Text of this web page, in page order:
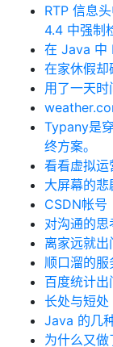
RTP 信息
4.4 中强制
在 Java 中
在家休假却
用了一天
Typany是
终方案。
看看虚拟运
大屏幕的悲
CSDN帐号
对沟通的思
离家远就出
顺口溜的服
百度统计出
长处与短处
Java 的几
为什么又做